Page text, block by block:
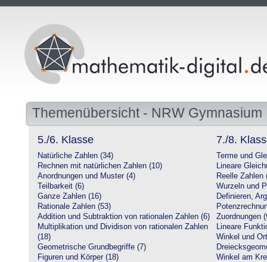
Themenübersicht - NRW Gymnasium
5./6. Klasse
Natürliche Zahlen (34)
Rechnen mit natürlichen Zahlen (10)
Anordnungen und Muster (4)
Teilbarkeit (6)
Ganze Zahlen (16)
Rationale Zahlen (53)
Addition und Subtraktion von rationalen Zahlen (6)
Multiplikation und Dividison von rationalen Zahlen
(18)
Geometrische Grundbegriffe (7)
Figuren und Körper (18)
7./8.
Terme und
Lineare
Reelle Zahlen
Wurzeln und
Definieren,
Zuordnungen
Lineare
Winkel und
Winkel am